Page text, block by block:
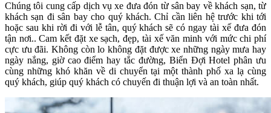
Chúng tôi cung cấp dịch vụ xe đưa đón từ sân bay về khách sạn, từ
khách sạn đi sân bay cho quý khách. Chỉ cần liên hệ trước khi tới
hoặc sau khi rời đi với lễ tân, quý khách sẽ có ngay tài xế đưa đón
tận nơi.. Cam kết đặt xe sạch, đẹp, tài xế văn minh với mức chi phí
cực ưu đãi. Không còn lo không đặt được xe những ngày mưa hay
ngày nắng, giờ cao điểm hay tắc đường, Biển Đợi Hotel phân ưu
cùng những khó khăn về di chuyển tại một thành phố xa lạ cùng
quý khách, giúp quý khách có chuyến đi thuận lợi và an toàn nhất.